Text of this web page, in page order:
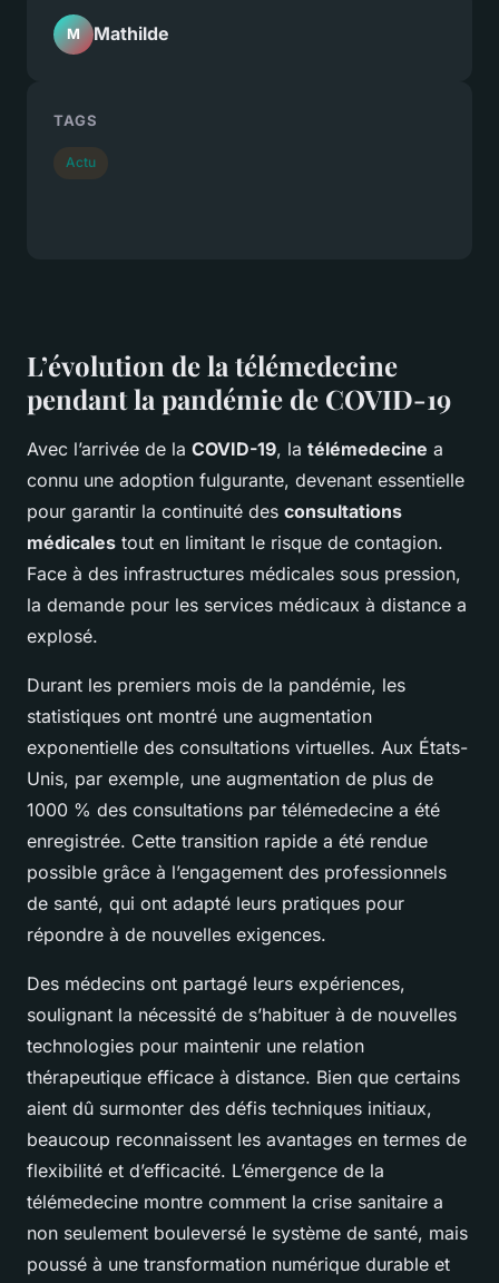
L’évolution de la télémedecine
pendant la pandémie de COVID-19
Avec l’arrivée de la COVID-19, la télémedecine a
connu une adoption fulgurante, devenant essentielle
pour garantir la continuité des consultations
médicales tout en limitant le risque de contagion.
Face à des infrastructures médicales sous pression,
la demande pour les services médicaux à distance a
explosé.
Durant les premiers mois de la pandémie, les
statistiques ont montré une augmentation
exponentielle des consultations virtuelles. Aux États-
Unis, par exemple, une augmentation de plus de
1000 % des consultations par télémedecine a été
enregistrée. Cette transition rapide a été rendue
possible grâce à l’engagement des professionnels
de santé, qui ont adapté leurs pratiques pour
répondre à de nouvelles exigences.
Des médecins ont partagé leurs expériences,
soulignant la nécessité de s’habituer à de nouvelles
technologies pour maintenir une relation
thérapeutique efficace à distance. Bien que certains
aient dû surmonter des défis techniques initiaux,
beaucoup reconnaissent les avantages en termes de
flexibilité et d’efficacité. L’émergence de la
télémedecine montre comment la crise sanitaire a
non seulement bouleversé le système de santé, mais
poussé à une transformation numérique durable et
M Mathilde
TAGS
Actu